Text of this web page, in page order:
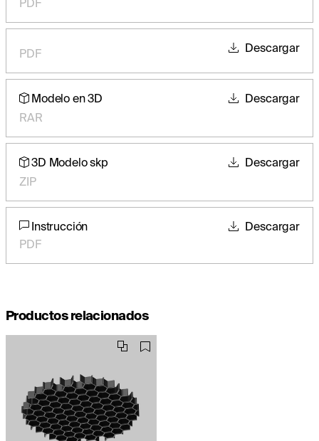
PDF Descargar
Modelo en 3D
RAR
Descargar
3D Modelo skp
ZIP
Descargar
Instrucción
PDF
Descargar
Productos relacionados